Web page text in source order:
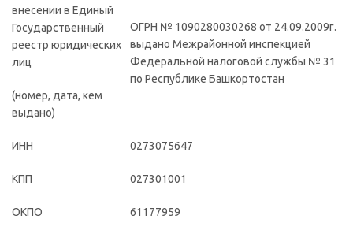
внесении в Единый
Государственный
реестр юридических
лиц
(номер, дата, кем
выдано)
ОГРН № 1090280030268 от 24.09.2009г.
выдано Межрайонной инспекцией
Федеральной налоговой службы № 31
по Республике Башкортостан
ИНН 0273075647
КПП 027301001
ОКПО 61177959